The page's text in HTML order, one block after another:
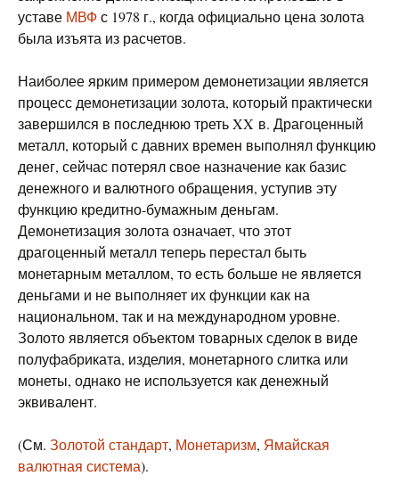
уставе МВФс 1978 г., когда официально цена золота
была изъята из расчетов.
Наиболее ярким примером демонетизации является
процесс демонетизации золота, который практически
завершился в последнюю треть XX в. Драгоценный
металл, который с давних времен выполнял функцию
денег, сейчас потерял свое назначение как базис
денежного и валютного обращения, уступив эту
функцию кредитно-бумажным деньгам.
Демонетизация золота означает, что этот
драгоценный металл теперь перестал быть
монетарным металлом, то есть больше не является
деньгами и не выполняет их функции как на
национальном, так и на международном уровне.
Золото является объектом товарных сделок в виде
полуфабриката, изделия, монетарного слитка или
монеты, однако не используется как денежный
эквивалент.
(См. Золотой стандарт, Монетаризм, Ямайская
валютная система).